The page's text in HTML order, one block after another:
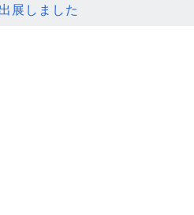
展しました